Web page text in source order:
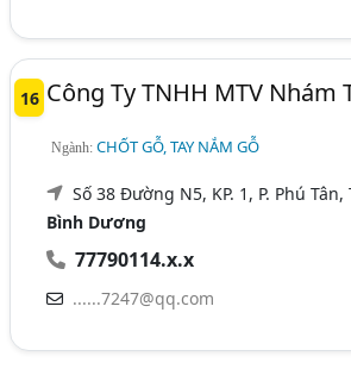
16 Công Ty TNHH MTV Nhám
Ngành:CHỐT GỖ, TAY NẮM GỖ
Số 38 Đường N5, KP. 1, P. Phú Tân,
Bình Dương
77790114.x.x
......7247@qq.com